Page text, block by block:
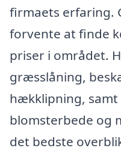
firmaets erfaring.
forvente at finde
priser i området.
græsslåning,
hækklipning,
blomsterbede og
det bedste